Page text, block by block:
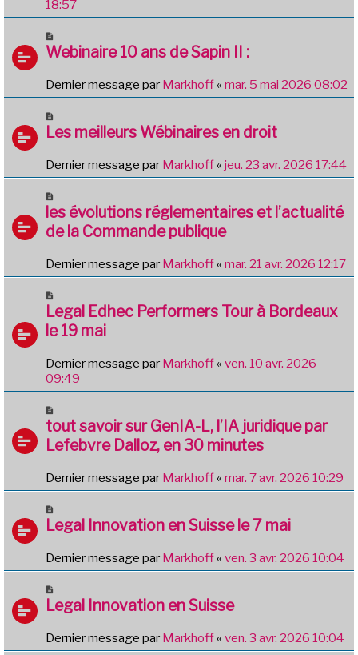
18:57
Webinaire 10 ans de Sapin II :
Dernier message par Markhoff« mar. 5 mai 2026 08:02
Les meilleurs Wébinaires en droit
Dernier message par Markhoff« jeu. 23 avr. 2026 17:44
les évolutions réglementaires et l’actualité
de la Commande publique
Dernier message par Markhoff« mar. 21 avr. 2026 12:17
Legal Edhec Performers Tour à Bordeaux
le 19 mai
Dernier message par Markhoff« ven. 10 avr. 2026
09:49
tout savoir sur GenIA-L, l’IA juridique par
Lefebvre Dalloz, en 30 minutes
Dernier message par Markhoff« mar. 7 avr. 2026 10:29
Legal Innovation en Suisse le 7 mai
Dernier message par Markhoff« ven. 3 avr. 2026 10:04
Legal Innovation en Suisse
Dernier message par Markhoff« ven. 3 avr. 2026 10:04